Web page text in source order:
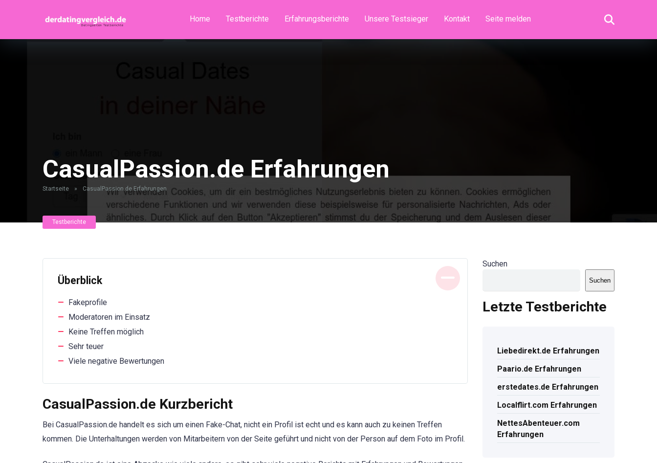
Home Testberichte Erfahrungsberichte Unsere Testsieger Kontakt Seite melden
CasualPassion.de Erfahrungen
Startseite » CasualPassion.de Erfahrungen
Testberichte
Überblick
Fakeprofile
Moderatoren im Einsatz
Keine Treffen möglich
Sehr teuer
Viele negative Bewertungen
CasualPassion.de Kurzbericht
Bei CasualPassion.de handelt es sich um einen Fake-Chat, nicht ein Profil ist echt und es kann auch zu keinen Treffen
kommen. Die Unterhaltungen werden von Mitarbeitern von der Seite geführt und nicht von der Person auf dem Foto im Profil.
Suchen
Suchen
Letzte Testberichte
Liebedirekt.de Erfahrungen
Paario.de Erfahrungen
erstedates.de Erfahrungen
Localflirt.com Erfahrungen
NettesAbenteuer.com
Erfahrungen